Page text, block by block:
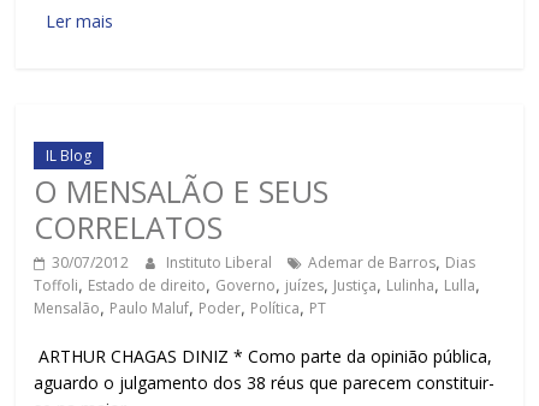
Ler mais
IL Blog
O MENSALÃO E SEUS
CORRELATOS
30/07/2012 Instituto Liberal Ademar de Barros, Dias
Toffoli, Estado de direito, Governo, juízes, Justiça, Lulinha, Lulla,
Mensalão, Paulo Maluf, Poder, Política, PT
ARTHUR CHAGAS DINIZ * Como parte da opinião pública,
aguardo o julgamento dos 38 réus que parecem constituir-